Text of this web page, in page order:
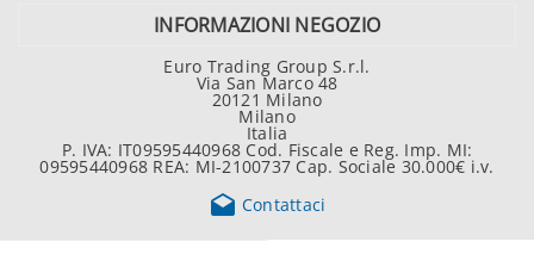
INFORMAZIONI NEGOZIO
Euro Trading Group S.r.l.
Via San Marco 48
20121 Milano
Milano
Italia
P. IVA: IT09595440968 Cod. Fiscale e Reg. Imp. MI:
09595440968 REA: MI-2100737 Cap. Sociale 30.000€ i.v.
 Contattaci